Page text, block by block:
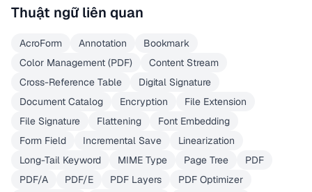
Thuật ngữ liên quan
AcroForm Annotation
Bookmark
Color Management (PDF)
Content Stream
Cross-Reference Table
Digital Signature
Document Catalog
Encryption
File Extension
File Signature
Flattening
Font Embedding
Form Field
Incremental Save
Linearization
Long-Tail Keyword
MIME Type Page Tree
PDF
PDF/A
PDF/E PDF Layers
PDF Optimizer